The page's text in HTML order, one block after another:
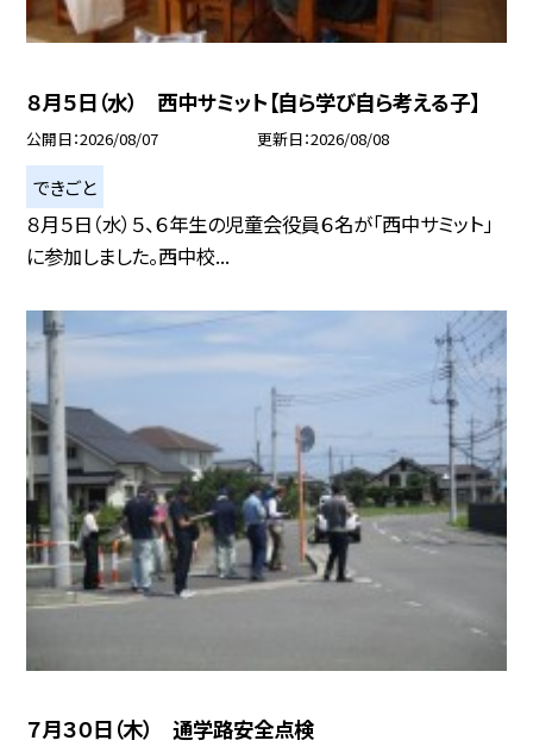
８月５日（水） 西中サミット【自ら学び自ら考える子】
公開日 2026/08/07 更新日 2026/08/08
できごと
８月５日（水）５、６年生の児童会役員６名が「西中サミット」
に参加しました。西中校...
７月３０日（木） 通学路安全点検